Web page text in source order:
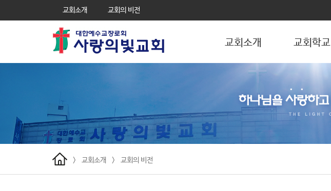
교회소개 교회의 비전
교회소개 교회학교
> 교회소개 > 교회의 비전